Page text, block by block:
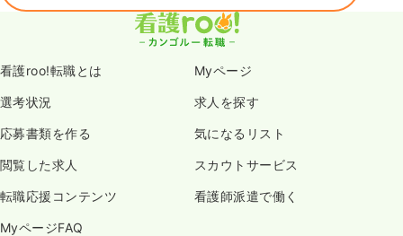
看護roo!転職とは Myページ
選考状況 求人を探す
応募書類を作る 気になるリスト
閲覧した求人 スカウトサービス
転職応援コンテンツ 看護師派遣で働く
MyページFAQ